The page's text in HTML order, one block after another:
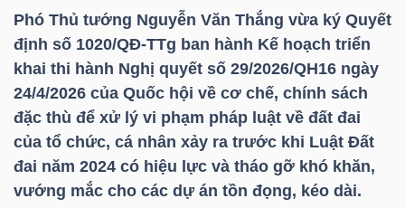
Phó Thủ tướng Nguyễn Văn Thắng vừa ký Quyết
định số 1020/QĐ-TTg ban hành Kế hoạch triển
khai thi hành Nghị quyết số 29/2026/QH16 ngày
24/4/2026 của Quốc hội về cơ chế, chính sách
đặc thù để xử lý vi phạm pháp luật về đất đai
của tổ chức, cá nhân xảy ra trước khi Luật Đất
đai năm 2024 có hiệu lực và tháo gỡ khó khăn,
vướng mắc cho các dự án tồn đọng, kéo dài.
NGHIỆP
BẤT
ĐỘNG
SẢN